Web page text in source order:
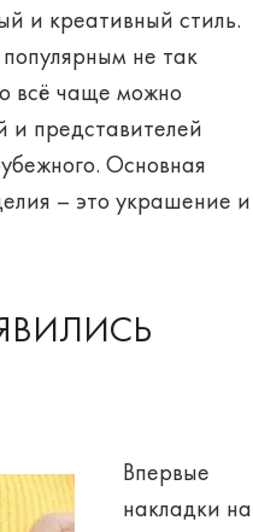
и креативный стиль.
не так
всё чаще можно
и представителей
Основная
– это украшение и
Впервые
накладки на